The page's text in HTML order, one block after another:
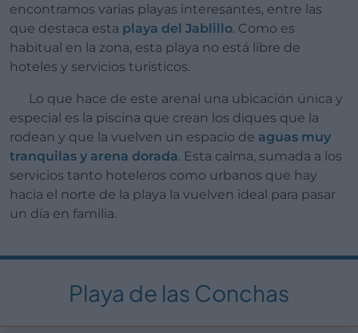
encontramos varias playas interesantes, entre las
que destaca esta playa del Jablillo. Como es
habitual en la zona, esta playa no está libre de
hoteles y servicios turísticos.
Lo que hace de este arenal una ubicación única y
especial es la piscina que crean los diques que la
rodean y que la vuelven un espacio de aguas muy
tranquilas y arena dorada. Esta calma, sumada a los
servicios tanto hoteleros como urbanos que hay
hacia el norte de la playa la vuelven ideal para pasar
un día en familia.
Playa de las Conchas